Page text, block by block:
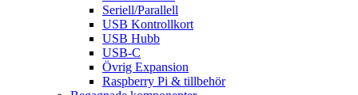
Seriell/Parallell
USB Kontrollkort
USB Hubb
USB-C
Övrig Expansion
Raspberry Pi & tillbehör